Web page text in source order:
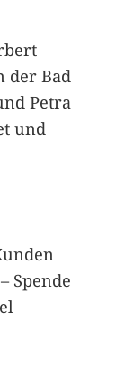
der Bad
Petra
und
Spende